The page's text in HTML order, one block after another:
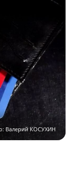
Валерий КОСУХИН